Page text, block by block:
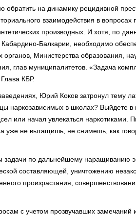
на динамику рецидивной
взаимодействия в вопросах
производных. И хотя, по
Балкарии, необходимо
органов, Министерства образования,
глав муниципалитетов. «Задача
КБР.
Юрий Коков затронул тему
наркозависимых в школах? Выйдете
или начал увлекаться наркотиками.
уже не вытащишь, не снимешь, как
задачи по дальнейшему наращиванию
составляющей, уничтожению
произрастания,
с учетом прозвучавших замечаний